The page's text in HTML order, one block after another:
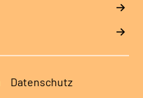
Datenschutz